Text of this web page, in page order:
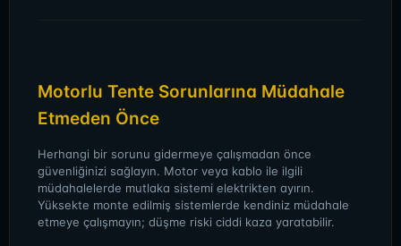
Motorlu Tente Sorunlarına Müdahale
Etmeden Önce
Herhangi bir sorunu gidermeye çalışmadan önce
güvenliğinizi sağlayın. Motor veya kablo ile ilgili
müdahalelerde mutlaka sistemi elektrikten ayırın.
Yüksekte monte edilmiş sistemlerde kendiniz müdahale
etmeye çalışmayın; düşme riski ciddi kaza yaratabilir.